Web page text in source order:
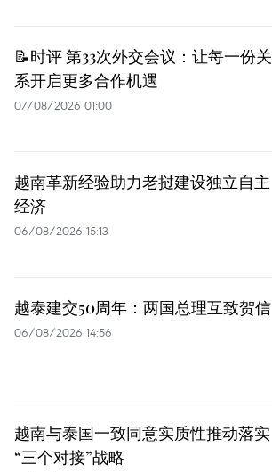
📝时评 第33次外交会议：让每一份关
系开启更多合作机遇
07/08/2026 01:00
越南革新经验助力老挝建设独立自主
经济
06/08/2026 15:13
越泰建交50周年：两国总理互致贺信
06/08/2026 14:56
越南与泰国一致同意实质性推动落实
“三个对接”战略